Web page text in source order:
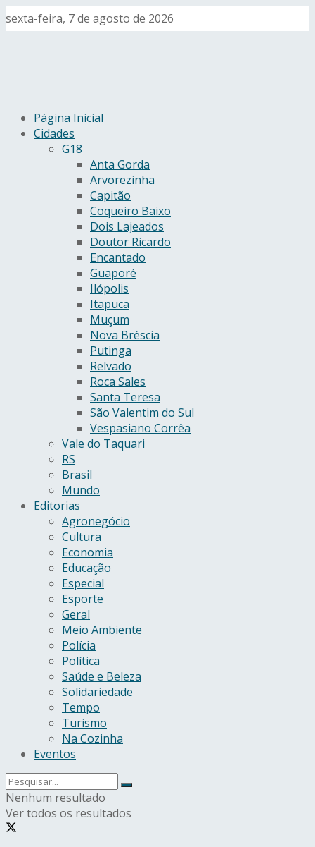
sexta-feira, 7 de agosto de 2026
Página Inicial
Cidades
G18
Anta Gorda
Arvorezinha
Capitão
Coqueiro Baixo
Dois Lajeados
Doutor Ricardo
Encantado
Guaporé
Ilópolis
Itapuca
Muçum
Nova Bréscia
Putinga
Relvado
Roca Sales
Santa Teresa
São Valentim do Sul
Vespasiano Corrêa
Vale do Taquari
RS
Brasil
Mundo
Editorias
Agronegócio
Cultura
Economia
Educação
Especial
Esporte
Geral
Meio Ambiente
Polícia
Política
Saúde e Beleza
Solidariedade
Tempo
Turismo
Na Cozinha
Eventos
Nenhum resultado
Ver todos os resultados